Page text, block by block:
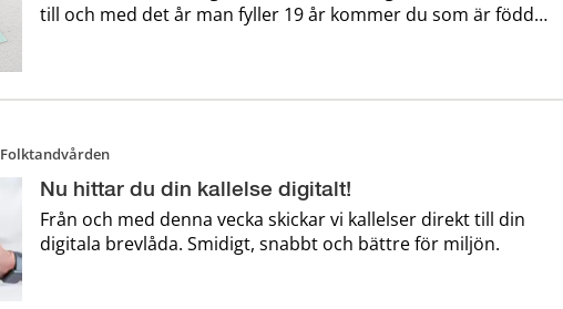
till och med det år man fyller 19 år kommer du som är född
Folktandvården
Nu hittar du din kallelse digitalt!
Från och med denna vecka skickar vi kallelser direkt till din
digitala brevlåda. Smidigt, snabbt och bättre för miljön.